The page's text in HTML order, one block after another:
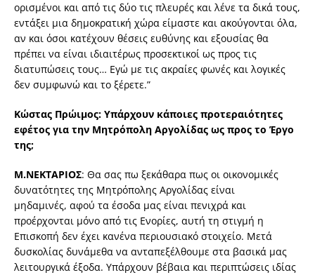
ορισμένοι και από τις δύο τις πλευρές και λένε τα δικά τους,
εντάξει μια δημοκρατική χώρα είμαστε και ακούγονται όλα,
αν και όσοι κατέχουν θέσεις ευθύνης και εξουσίας θα
πρέπει να είναι ιδιαιτέρως προσεκτικοί ως προς τις
διατυπώσεις τους… Εγώ με τις ακραίες φωνές και λογικές
δεν συμφωνώ και το ξέρετε.”
Κώστας Πρώιμος: Υπάρχουν κάποιες προτεραιότητες
εφέτος για την Μητρόπολη Αργολίδας ως προς το Έργο
της;
Μ.ΝΕΚΤΑΡΙΟΣ: Θα σας πω ξεκάθαρα πως οι οικονομικές
δυνατότητες της Μητρόπολης Αργολίδας είναι
μηδαμινές, αφού τα έσοδα μας είναι πενιχρά και
προέρχονται μόνο από τις Ενορίες, αυτή τη στιγμή η
Επισκοπή δεν έχει κανένα περιουσιακό στοιχείο. Μετά
δυσκολίας δυνάμεθα να ανταπεξέλθουμε στα βασικά μας
λειτουργικά έξοδα. Υπάρχουν βέβαια και περιπτώσεις ιδίας